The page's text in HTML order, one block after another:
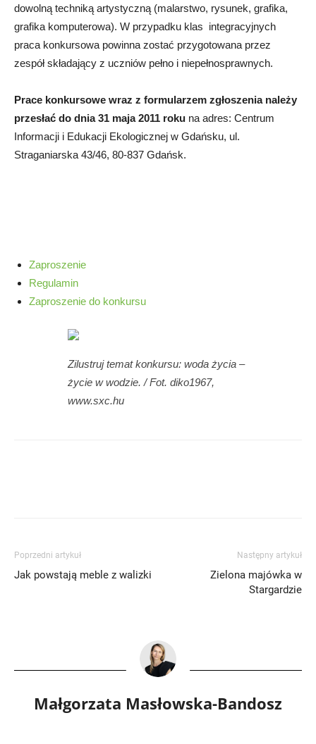
dowolną techniką artystyczną (malarstwo, rysunek, grafika,
grafika komputerowa). W przypadku klas integracyjnych
praca konkursowa powinna zostać przygotowana przez
zespół składający z uczniów pełno i niepełnosprawnych.
Prace konkursowe wraz z formularzem zgłoszenia należy
przesłać do dnia 31 maja 2011 roku na adres: Centrum
Informacji i Edukacji Ekologicznej w Gdańsku, ul.
Straganiarska 43/46, 80-837 Gdańsk.
Zaproszenie
Regulamin
Zaproszenie do konkursu
Zilustruj temat konkursu: woda życia –
życie w wodzie. / Fot. diko1967,
www.sxc.hu
Poprzedni artykuł
Jak powstają meble z walizki
Następny artykuł
Zielona majówka w
Stargardzie
Małgorzata Masłowska-Bandosz